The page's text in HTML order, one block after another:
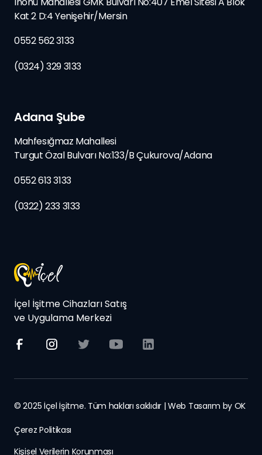
İçel İşitme Cihazları Satış
ve Uygulama Merkezi
Kat 2 D:4 Yenişehir/Mersin
0552 562 3133
(0324) 329 3133
Adana Şube
Mahfesığmaz Mahallesi
Turgut Özal Bulvarı No:133/BÇukurova/Adana
0552 613 3133
(0322) 233 3133
© 2025 İçel İşitme. Tüm hakları saklıdır | Web Tasarım by OK
Çerez Politikası
Kişisel Verilerin Korunması